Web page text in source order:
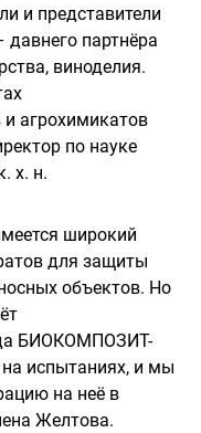
и представители
партнёра
виноделия.
и агрохимикатов
по науке
х. н.
широкий
для защиты
объектов. Но
БИОКОМПОЗИТ-
испытаниях, и мы
на неё в
Желтова.